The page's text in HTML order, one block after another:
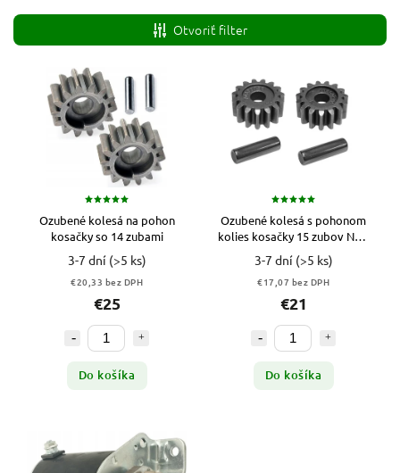
Najlacnejšie
Najdrahšie
Abecedne
Otvoriť filter
Ozubené kolesá na pohon
kosačky so 14 zubami
3-7 dní (>5 ks)
€20,33 bez DPH
€25
Do košíka
Ozubené kolesá s pohonom
kolies kosačky 15 zubov NAC
LS48 53 RIWALL
3-7 dní (>5 ks)
€17,07 bez DPH
€21
Do košíka